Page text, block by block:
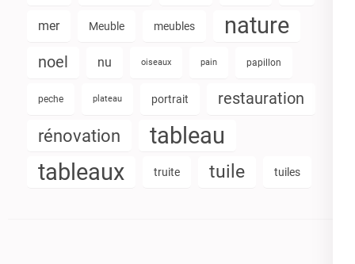
mer Meuble meubles nature
noel nu oiseaux pain papillon
peche plateau portrait restauration
rénovation
tableau
tableaux
truite tuile tuiles